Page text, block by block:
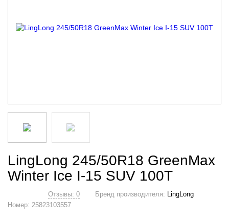
LingLong 245/50R18 GreenMax
Winter Ice I-15 SUV 100T
Отзывы: 0 Бренд производителя: LingLong
Номер: 25823103557